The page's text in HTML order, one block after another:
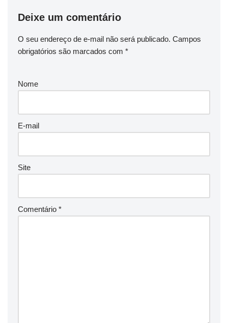
Deixe um comentário
O seu endereço de e-mail não será publicado. Campos
obrigatórios são marcados com *
Nome
E-mail
Site
Comentário *